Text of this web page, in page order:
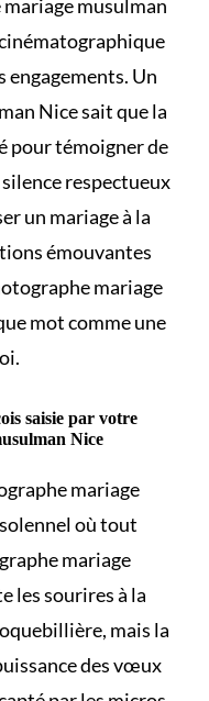
musulman
engagements. Un
Nice sait que la
pour témoigner de
respectueux
un mariage à la
émouvantes
mariage
mot comme une
saisie par votre
Nice
mariage
où tout
mariage
les sourires à la
mais la
des vœux